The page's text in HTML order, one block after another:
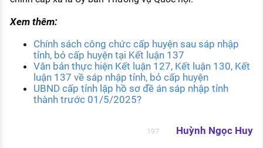
Xem thêm:
Chính sách công chức cấp huyện sau sáp nhập
tỉnh, bỏ cấp huyện tại Kết luận 137
Văn bản thực hiện Kết luận 127, Kết luận 130, Kết
luận 137 về sáp nhập tỉnh, bỏ cấp huyện
UBND cấp tỉnh lập hồ sơ đề án sáp nhập tỉnh
thành trước 01/5/2025?
197 Huỳnh Ngọc Huy